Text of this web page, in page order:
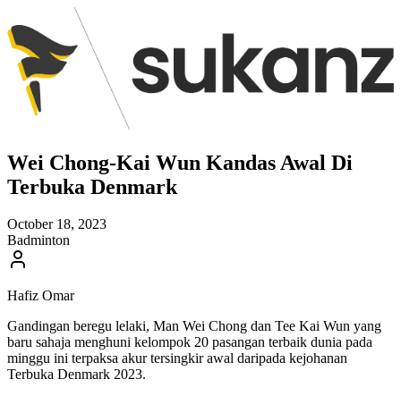
Wei Chong-Kai Wun Kandas Awal Di
Terbuka Denmark
October 18, 2023
Badminton
Hafiz Omar
Gandingan beregu lelaki, Man Wei Chong dan Tee Kai Wun yang
baru sahaja menghuni kelompok 20 pasangan terbaik dunia pada
minggu ini terpaksa akur tersingkir awal daripada kejohanan
Terbuka Denmark 2023.